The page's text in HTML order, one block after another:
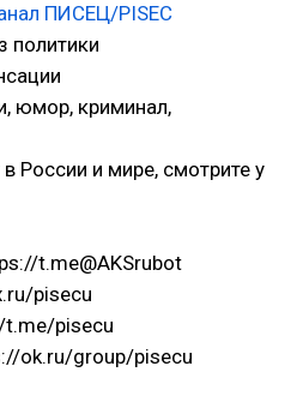
ПИСЕЦ/PISEC
политики
юмор, криминал,
России и мире, смотрите у
t.me@AKSrubot
pisecu
t.me/pisecu
ok.ru/group/pisecu